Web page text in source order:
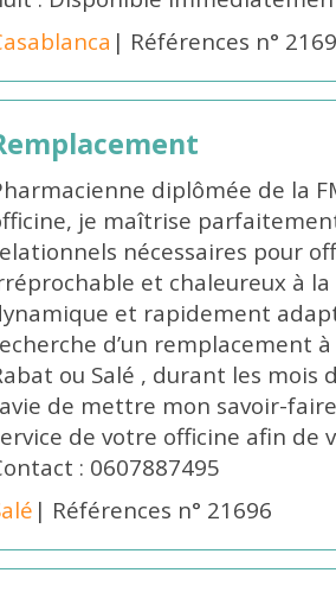
| Références n°
diplômée de la
je maîtrise
nécessaires pour
et chaleureux à
et rapidement
d’un remplacement
ou Salé , durant les mois
de mettre mon savoir-
de votre officine afin de
: 0607887495
| Références n° 21696